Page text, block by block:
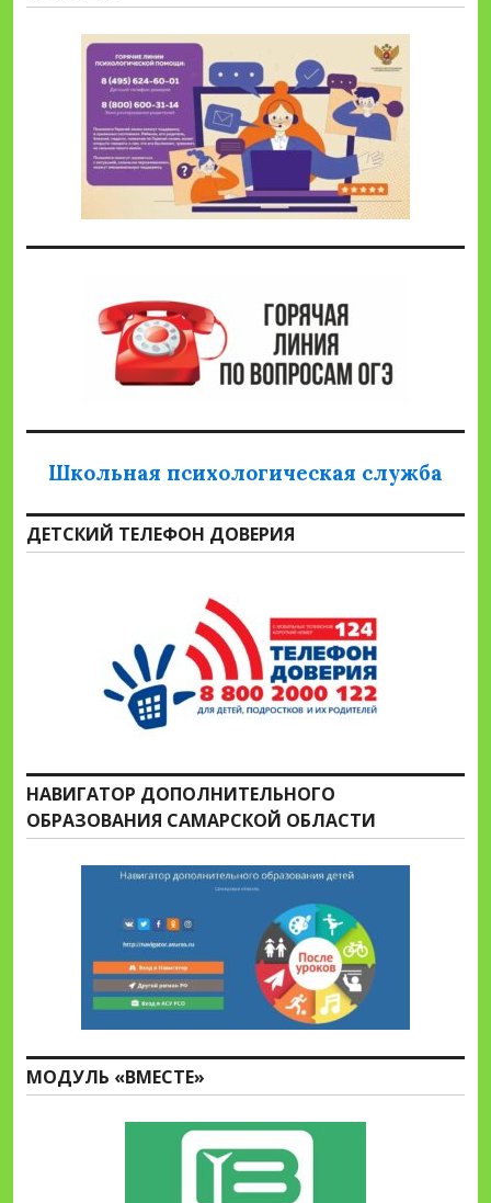
Школьная психологическая служба
ДЕТСКИЙ ТЕЛЕФОН ДОВЕРИЯ
НАВИГАТОР ДОПОЛНИТЕЛЬНОГО
ОБРАЗОВАНИЯ САМАРСКОЙ ОБЛАСТИ
МОДУЛЬ «ВМЕСТЕ»